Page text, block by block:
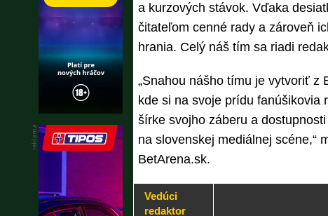
a kurzových stávok. Vďaka
čitateľom cenné rady a zároveň
hrania. Celý náš tím sa riadi
„Snahou nášho tímu je vytvoriť z
kde si na svoje prídu fanúšikovia
šírke svojho záberu a
na slovenskej mediálnej scéne,“
BetArena.sk.
Vedúci
redaktor